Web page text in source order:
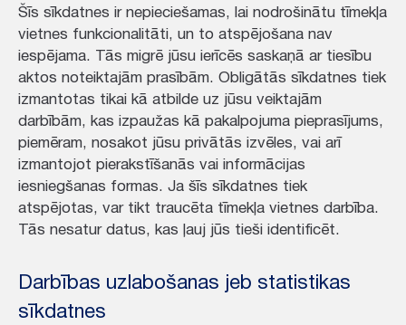
Šīs sīkdatnes ir nepieciešamas, lai nodrošinātu tīmekļa
vietnes funkcionalitāti, un to atspējošana nav
iespējama. Tās migrē jūsu ierīcēs saskaņā ar tiesību
aktos noteiktajām prasībām. Obligātās sīkdatnes tiek
izmantotas tikai kā atbilde uz jūsu veiktajām
darbībām, kas izpaužas kā pakalpojuma pieprasījums,
piemēram, nosakot jūsu privātās izvēles, vai arī
izmantojot pierakstīšanās vai informācijas
iesniegšanas formas. Ja šīs sīkdatnes tiek
atspējotas, var tikt traucēta tīmekļa vietnes darbība.
Tās nesatur datus, kas ļauj jūs tieši identificēt.
Darbības uzlabošanas jeb statistikas
sīkdatnes